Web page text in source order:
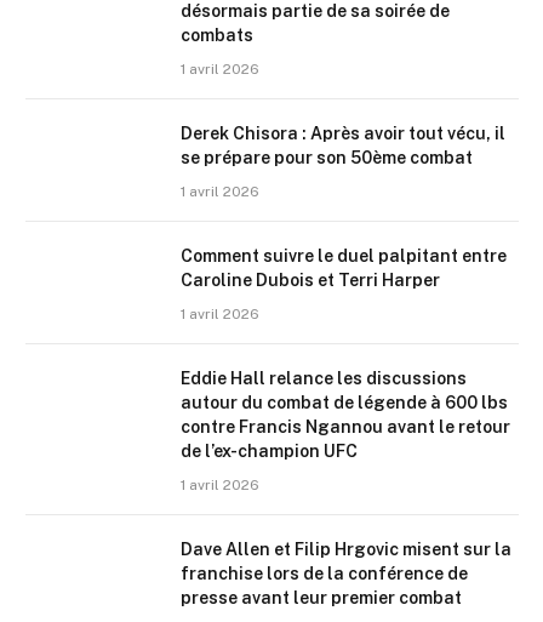
désormais partie de sa soirée de
combats
1 avril 2026
Derek Chisora : Après avoir tout vécu, il
se prépare pour son 50ème combat
1 avril 2026
Comment suivre le duel palpitant entre
Caroline Dubois et Terri Harper
1 avril 2026
Eddie Hall relance les discussions
autour du combat de légende à 600 lbs
contre Francis Ngannou avant le retour
de l’ex-champion UFC
1 avril 2026
Dave Allen et Filip Hrgovic misent sur la
franchise lors de la conférence de
presse avant leur premier combat